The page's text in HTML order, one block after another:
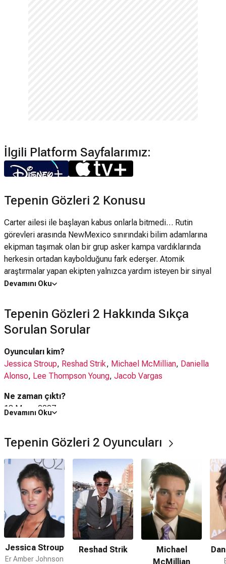
İlgili Platform Sayfalarımız:
Tepenin Gözleri 2 Konusu
Carter ailesi ile başlayan kabus onlarla bitmedi… Rutin
görevleri arasında NewMexico sınırındaki bilim adamlarına
ekipman taşımak olan bir grup asker kampa vardıklarında
herkesin ortadan kaybolduğunu fark ederşer. Atomik
araştırmalar yapan ekipten yalnızca yardım isteyen bir sinyal
kalmıştır. Takım dağdan gelen sinyali araştırmaya karar verir.
ıssız tepeler arasında yalnız calışan bilim adamlarıdır… Carter
ailesinin başına gelenlerden bir haber bu ıssız ve lanetli
tepelerde araştırmaya girişirler. Ve onları da diğerlerini
gücü çok daha fazla ve soylarını devam ettirebilmek için çok
daha akılcı ve saldırganlardır.
Devamını Oku
Tepenin Gözleri 2 Hakkında Sıkça
Sorulan Sorular
Oyuncuları kim?
Jessica Stroup, Reshad Strik, Michael McMillian, Daniella
Alonso, Lee Thompson Young, Jacob Vargas
Ne zaman çıktı?
18 Mayıs 2007
Tepenin Gözleri 2 filmiABD 'da çekilmiştir.
Kaç saat?
1 saat 29 dakika
IMDb puanı kaç?
Tepenin Gözleri 2 filmi hangi tür?
Korku,Gerilim
Nereden izleyebilirim, hangi platformda var?
Devamını Oku
Tepenin Gözleri 2 Oyuncuları
Jessica Stroup
Er Amber Johnson
Reshad Strik
Michael
McMillian